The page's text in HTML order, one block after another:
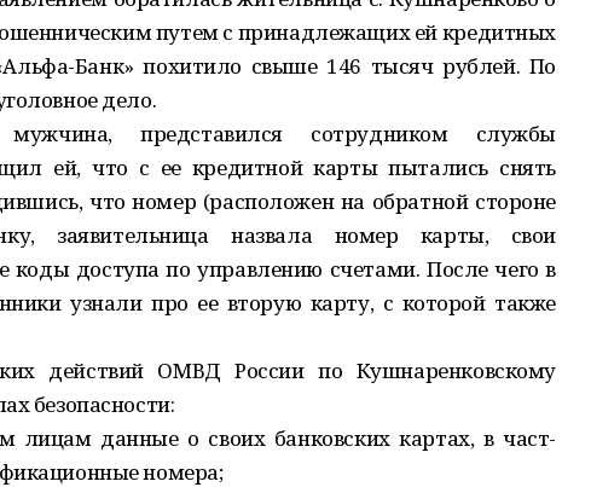
путем с принадлежащих ей кредитных
Банк» похитило свыше 146 тысяч рублей. По
дело.
мужчина, представился сотрудником службы
ей, что с ее кредитной карты пытались снять
что номер (расположен на обратной стороне
заявительница назвала номер карты, свои
коды доступа по управлению счетами. После чего в
узнали про ее вторую карту, с которой также
действий ОМВД России по Кушнаренковскому
безопасности:
лицам данные о своих банковских картах, в част-
номера;